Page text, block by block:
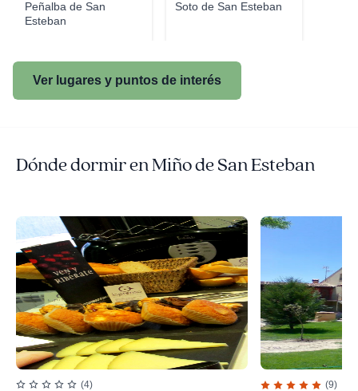
Peñalba de San
Esteban
Soto de San Esteban
Ver lugares y puntos de interés
Dónde dormir en Miño de San Esteban
(4) (9)